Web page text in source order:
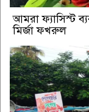
আমরা ফ্যাসিস্ট
মির্জা ফখরুল